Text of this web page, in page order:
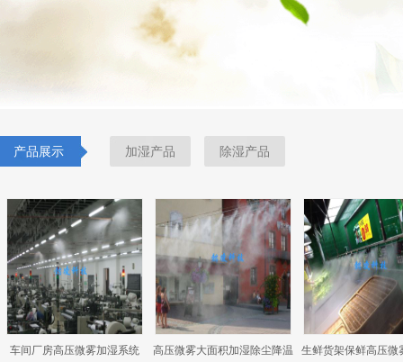
产品展示 加湿产品 除湿产品
高压微雾大面积加湿除尘降温
生鲜货架保鲜高压微雾喷雾系
中央空调风管道